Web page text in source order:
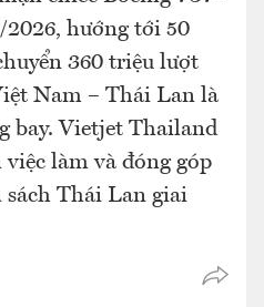
2026, hướng tới 50
360 triệu lượt
Nam – Thái Lan là
bay. Vietjet Thailand
làm và đóng góp
sách Thái Lan giai